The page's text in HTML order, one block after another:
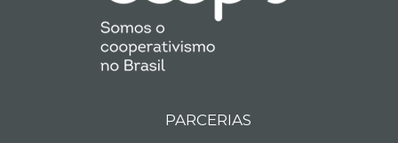
PARCERIAS